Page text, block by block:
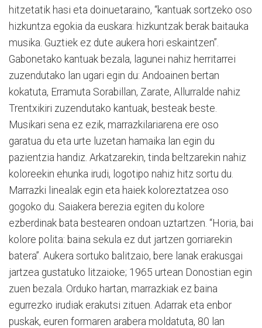
hitzetatik hasi eta doinuetaraino, “kantuak sortzeko oso
hizkuntza egokia da euskara: hizkuntzak berak baitauka
musika. Guztiek ez dute aukera hori eskaintzen”.
Gabonetako kantuak bezala, lagunei nahiz herritarrei
zuzendutako lan ugari egin du: Andoainen bertan
kokatuta, Erramuta Sorabillan, Zarate, Allurralde nahiz
Trentxikiri zuzendutako kantuak, besteak beste.
Musikari sena ez ezik, marrazkilariarena ere oso
garatua du eta urte luzetan hamaika lan egin du
pazientzia handiz. Arkatzarekin, tinda beltzarekin nahiz
koloreekin ehunka irudi, logotipo nahiz hitz sortu du.
Marrazki linealak egin eta haiek koloreztatzea oso
gogoko du. Saiakera berezia egiten du kolore
ezberdinak bata bestearen ondoan uztartzen. “Horia, bai
kolore polita: baina sekula ez dut jartzen gorriarekin
batera”. Aukera sortuko balitzaio, bere lanak erakusgai
jartzea gustatuko litzaioke; 1965 urtean Donostian egin
zuen bezala. Orduko hartan, marrazkiak ez baina
egurrezko irudiak erakutsi zituen. Adarrak eta enbor
puskak, euren formaren arabera moldatuta, 80 lan